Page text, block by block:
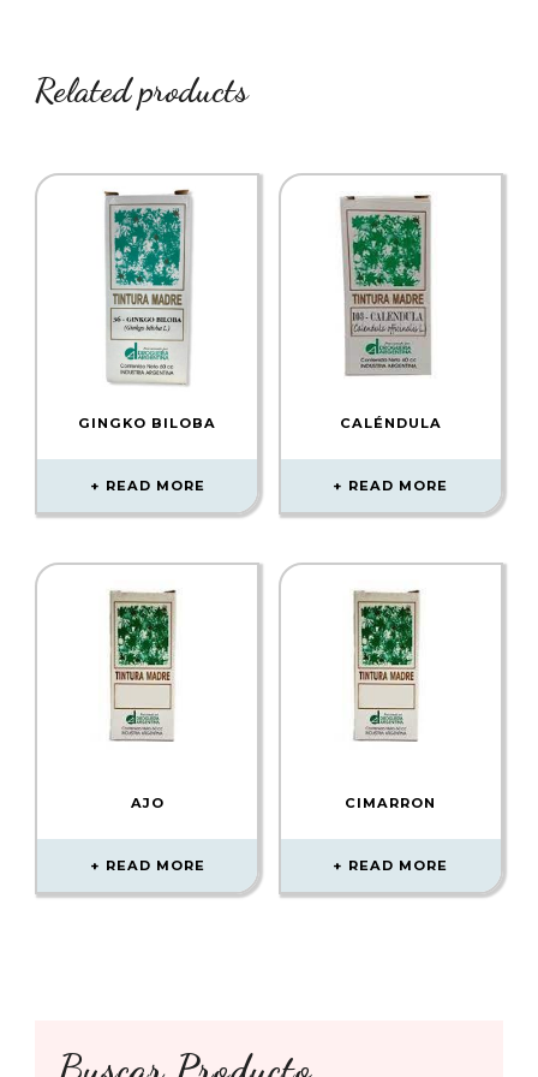
Related products
GINGKO BILOBA
READ MORE
CALÉNDULA
READ MORE
AJO
READ MORE
CIMARRON
READ MORE